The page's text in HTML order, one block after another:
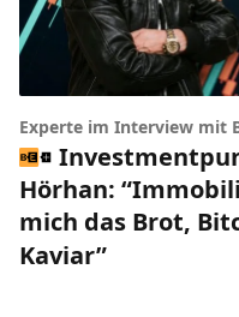
Experte im Interview mit
Hörhan:
mich das Brot,
Kaviar”